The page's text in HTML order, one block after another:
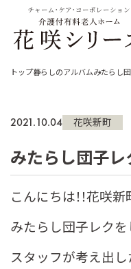
チャーム・ケア・コーポレーション
トップ暮らしのアルバムみたらし
2021.10.04 花咲新町
みたらし団子
こんにちは！！花咲新
みたらし団子レクを
スタッフが考え出